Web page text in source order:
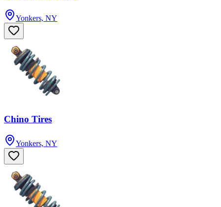
Yonkers, NY
Chino Tires
Yonkers, NY